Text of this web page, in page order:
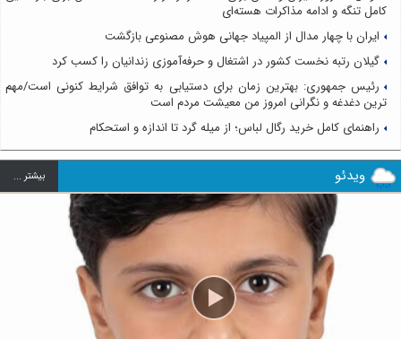
کامل تنگه و ادامه مذاکرات هسته‌ای
ایران با چهار مدال از المپیاد جهانی هوش مصنوعی بازگشت
گیلان رتبه نخست کشور در اشتغال و حرفه‌آموزی زندانیان را کسب کرد
رئیس جمهوری: بهترین زمان برای دستیابی به توافق شرایط کنونی است/مهم
ترین دغدغه و نگرانی امروز من معیشت مردم است
راهنمای کامل خرید رگال لباس؛ از میله گرد تا اندازه و استحکام
ویدئو بيشتر ...